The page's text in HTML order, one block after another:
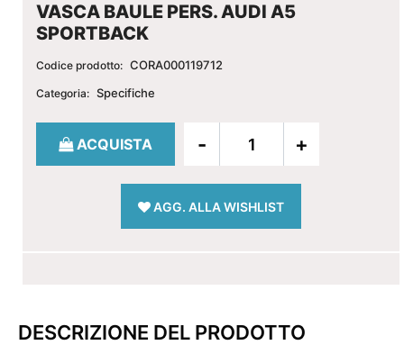
VASCA BAULE PERS. AUDI A5
SPORTBACK
Codice prodotto: CORA000119712
Categoria: Specifiche
Quantità
ACQUISTA
AGG. ALLA WISHLIST
DESCRIZIONE DEL PRODOTTO